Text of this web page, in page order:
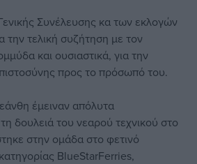
Συνέλευσης κα των εκλογών
την τελική συζήτηση με τον
και ουσιαστικά, για την
προς το πρόσωπό του.
έμειναν απόλυτα
δουλειά του νεαρού τεχνικού στο
στην ομάδα στο φετινό
BlueStarFerries,